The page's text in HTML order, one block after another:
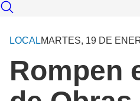
LOCALMARTES, 19 DE
Rompen